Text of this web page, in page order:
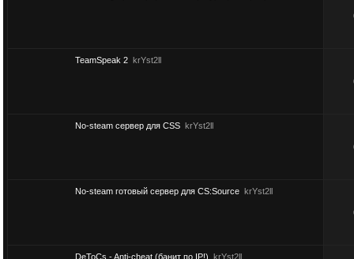
TeamSpeak 2 krYst2ll
No-steam сервер для CSS krYst2ll
No-steam готовый сервер для CS:Source krYst2ll
DeToCs - Anti-cheat (банит по IP!) krYst2ll